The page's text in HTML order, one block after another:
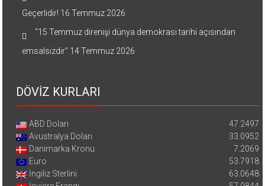
Geçerlidir! 16 Temmuz 2026
“15 Temmuz direnişi dünya demokrasi tarihi açısından
emsalsizdir” 14 Temmuz 2026
DÖVİZ KURLARI
ABD Doları
47.2497
Avustralya Doları
33.0952
Danimarka Kronu
7.2069
Euro
53.7918
İngiliz Sterlini
63.0648